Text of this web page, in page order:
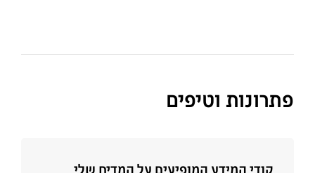
פתרונות וטיפים
קודי המידע המופיעים על המדיח שלי